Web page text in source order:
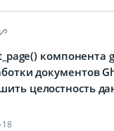
компонента
документов
целостность
18